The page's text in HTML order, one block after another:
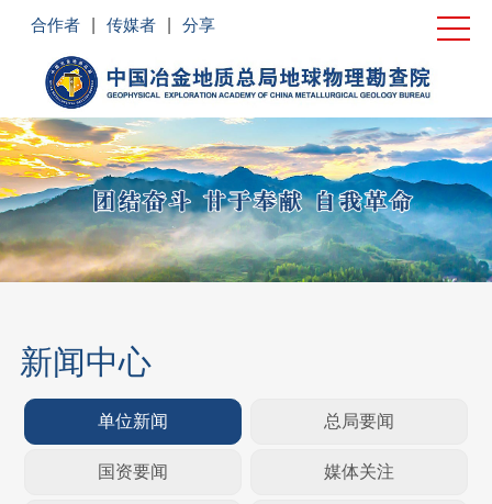
合作者 传媒者 分享
单位概况
新闻中心
党建工作
业务领域
企业文化
新闻中心
单位新闻 总局要闻
国资要闻 媒体关注